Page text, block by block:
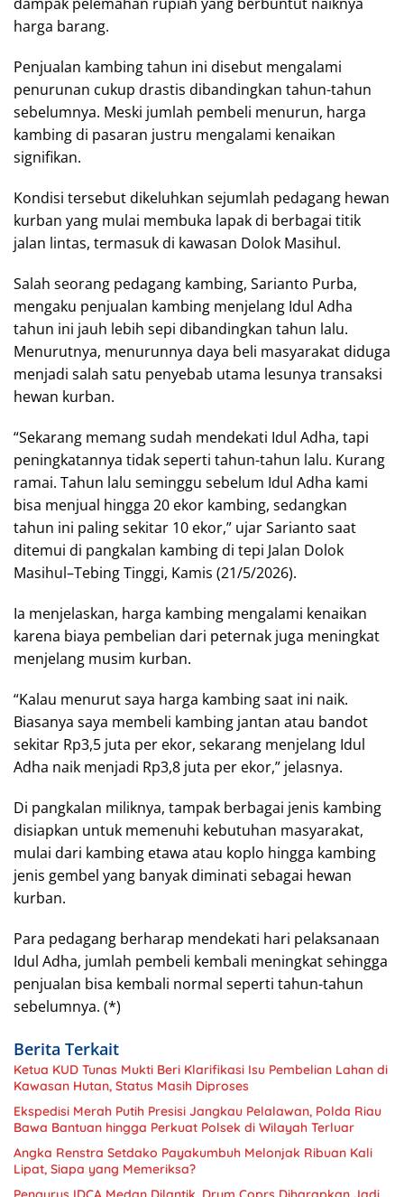
harga barang.
Penjualan kambing tahun ini disebut mengalami
penurunan cukup drastis dibandingkan tahun-tahun
sebelumnya. Meski jumlah pembeli menurun, harga
kambing di pasaran justru mengalami kenaikan
signifikan.
Kondisi tersebut dikeluhkan sejumlah pedagang hewan
kurban yang mulai membuka lapak di berbagai titik
jalan lintas, termasuk di kawasan Dolok Masihul.
Salah seorang pedagang kambing, Sarianto Purba,
mengaku penjualan kambing menjelang Idul Adha
tahun ini jauh lebih sepi dibandingkan tahun lalu.
Menurutnya, menurunnya daya beli masyarakat diduga
menjadi salah satu penyebab utama lesunya transaksi
hewan kurban.
“Sekarang memang sudah mendekati Idul Adha, tapi
peningkatannya tidak seperti tahun-tahun lalu. Kurang
ramai. Tahun lalu seminggu sebelum Idul Adha kami
bisa menjual hingga 20 ekor kambing, sedangkan
tahun ini paling sekitar 10 ekor,” ujar Sarianto saat
ditemui di pangkalan kambing di tepi Jalan Dolok
Masihul–Tebing Tinggi, Kamis (21/5/2026).
Ia menjelaskan, harga kambing mengalami kenaikan
karena biaya pembelian dari peternak juga meningkat
menjelang musim kurban.
“Kalau menurut saya harga kambing saat ini naik.
Biasanya saya membeli kambing jantan atau bandot
sekitar Rp3,5 juta per ekor, sekarang menjelang Idul
Adha naik menjadi Rp3,8 juta per ekor,” jelasnya.
Di pangkalan miliknya, tampak berbagai jenis kambing
disiapkan untuk memenuhi kebutuhan masyarakat,
mulai dari kambing etawa atau koplo hingga kambing
jenis gembel yang banyak diminati sebagai hewan
kurban.
Para pedagang berharap mendekati hari pelaksanaan
Idul Adha, jumlah pembeli kembali meningkat sehingga
penjualan bisa kembali normal seperti tahun-tahun
sebelumnya. (*)
Berita Terkait
Ketua KUD Tunas Mukti Beri Klarifikasi Isu Pembelian Lahan di
Kawasan Hutan, Status Masih Diproses
Ekspedisi Merah Putih Presisi Jangkau Pelalawan, Polda Riau
Bawa Bantuan hingga Perkuat Polsek di Wilayah Terluar
Angka Renstra Setdako Payakumbuh Melonjak Ribuan Kali
Lipat, Siapa yang Memeriksa?